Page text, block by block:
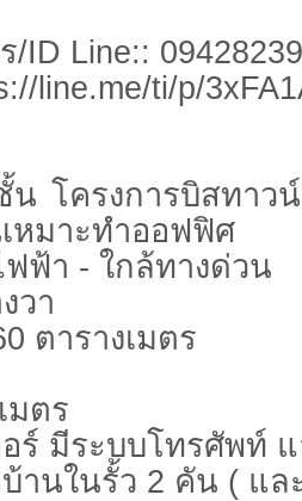
ID Line::
line.me/ti/p/
โครงการบิสทาว
หมาะทำออฟฟิศ
ฟ้า - ใกล้ทางด่วน
วา
ตารางเมตร
มตร
อร์ มีระบบโทรศัพท์
านในรั้ว 2 คัน ( แล